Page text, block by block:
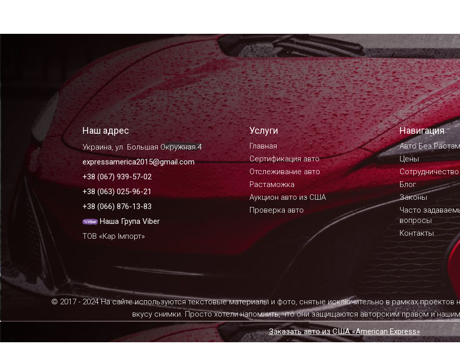
Наш адрес
Украина, ул. Большая Окружная 4
expressamerica2015@gmail.com
+38 (067) 939-57-02
+38 (063) 025-96-21
+38 (066) 876-13-83
Наша Група Viber
ТОВ «Кар Імпорт»
Услуги
Главная
Сертификация авто
Отслеживание авто
Растаможка
Аукцион авто из США
Проверка авто
Навигация
Авто Без
Цены
Сотрудничество
Блог
Законы
Часто
вопросы
Контакты
© 2017 - 2024 На сайте используются текстовые материалы и фото, снятые исключительно в рамках
вкусу снимки. Просто хотели напомнить, что они защищаются авторским правом и
Заказать авто из США «American Express»